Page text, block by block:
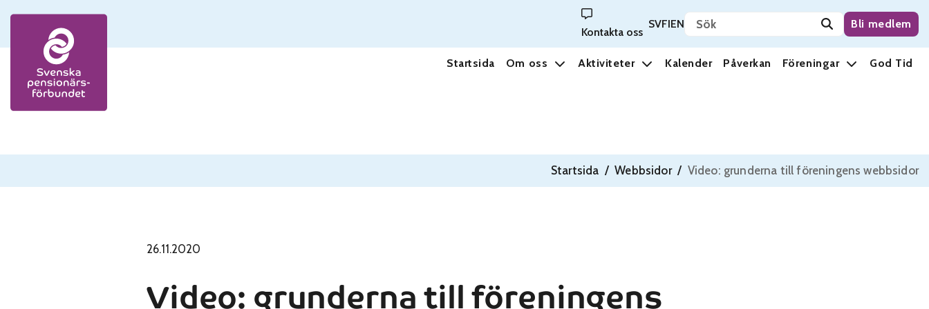
Skip to content
Kontakta oss
Svenska
SVSuomi
FIEnglish
ENSök på sidan Bli medlem
Startsida Om oss Aktiviteter Kalender Påverkan Föreningar God Tid
Startsida / Webbsidor / Video: grunderna till föreningens webbsidor
26.11.2020
Video: grunderna till föreningens